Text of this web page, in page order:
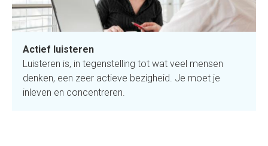
Actief luisteren
Luisteren is, in tegenstelling tot wat veel mensen
denken, een zeer actieve bezigheid. Je moet je
inleven en concentreren.